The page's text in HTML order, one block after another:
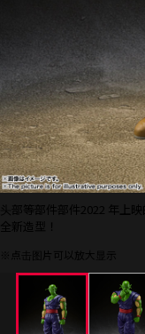
头部等部件部件2022 年上
全新造型！
※点击图片可以放大显示